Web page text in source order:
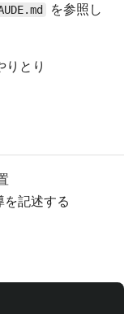
を参照し
りとり
を記述する